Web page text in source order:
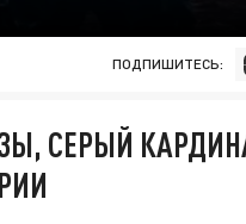
ПОДПИШИТЕСЬ:
СЕРЫЙ